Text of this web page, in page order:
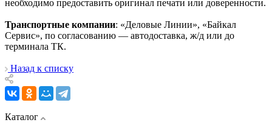
необходимо предоставить оригинал печати или доверенности.
Транспортные компании: «Деловые Линии», «Байкал
Сервис», по согласованию — автодоставка, ж/д или до
терминала ТК.
Назад к списку
Каталог